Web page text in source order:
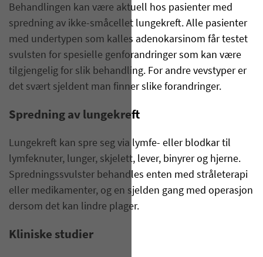
Behandlingen kan være aktuell hos pasienter med
spredning av ikke-småcellet lungekreft. Alle pasienter
med undertypen som kalles adenokarsinom får testet
svulsten for spesielle genforandringer som kan være
tilgjengelig for slik behandling. For andre vevstyper er
det svært sjeldent man finner slike forandringer.
Spredning av lungekreft
Lungekreft kan spre seg via lymfe- eller blodkar til
lymfeknuter, lunger, skjelett, lever, binyrer og hjerne.
Spredningssvulster behandles enten med stråleterapi
eller medikamenter, og en sjelden gang med operasjon
dersom det kan lindre plager.
Kliniske studier